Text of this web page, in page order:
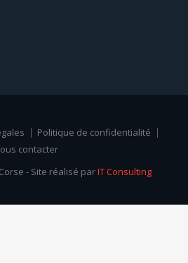
Politique de confidentialité
contacter
- Site réalisé parIT Consulting